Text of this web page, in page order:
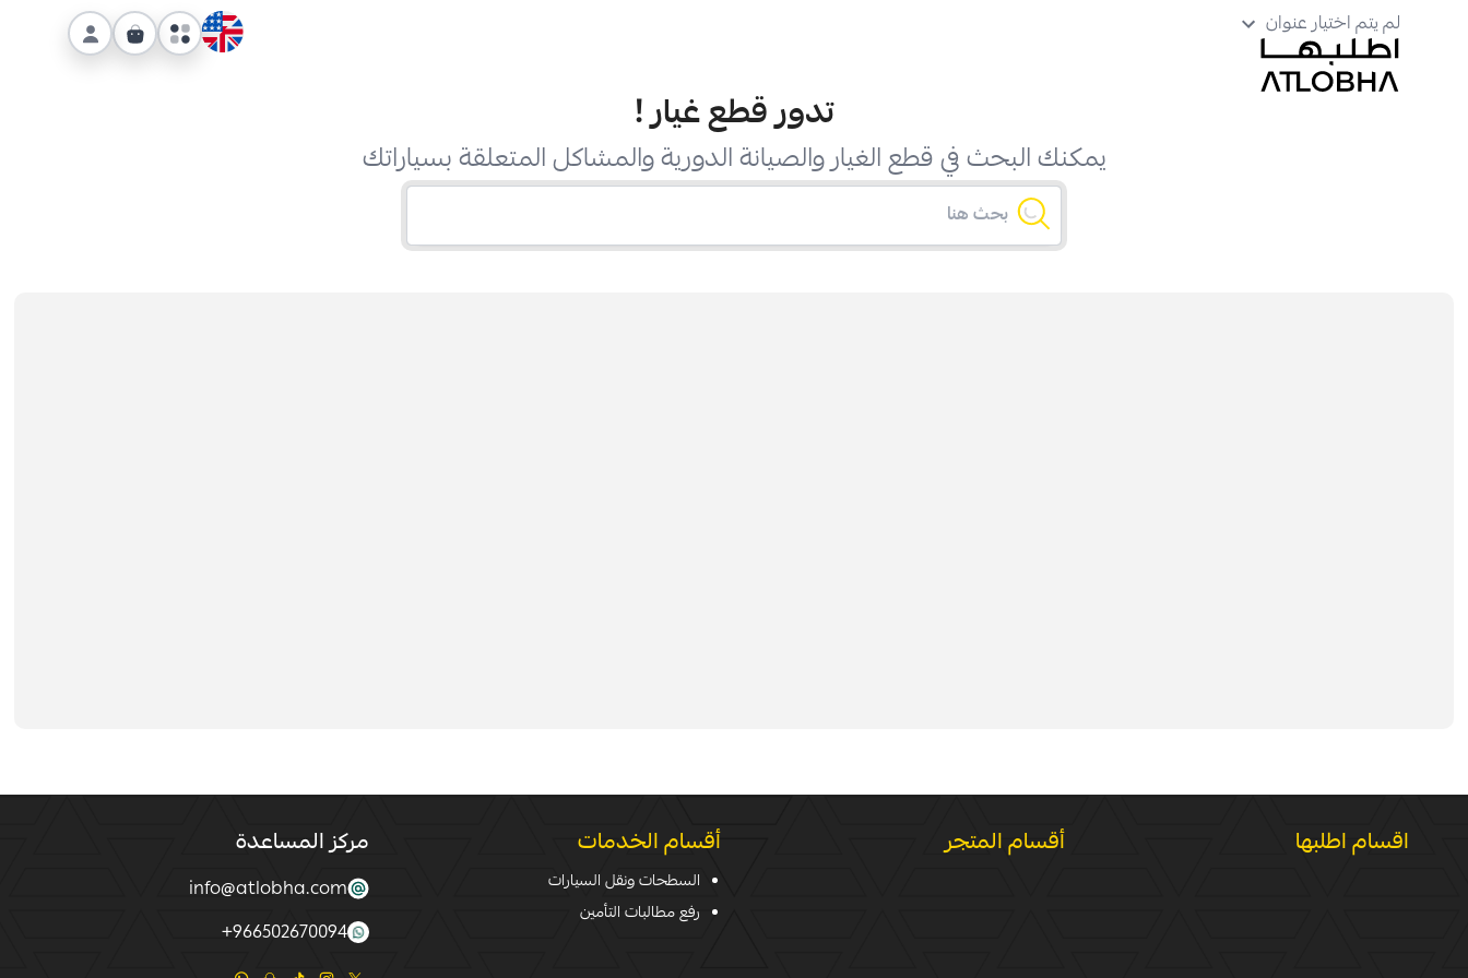
لم يتم اختيار عنوان
تدور قطع غيار!
يمكنك البحث في قطع الغيار والصيانة الدورية والمشاكل المتعلقة بسياراتك
اقسام اطلبها أقسام المتجر أقسام الخدمات
السطحات ونقل السيارات
رفع مطالبات التأمين
مركز المساعدة
info@atlobha.com
966502670094
+